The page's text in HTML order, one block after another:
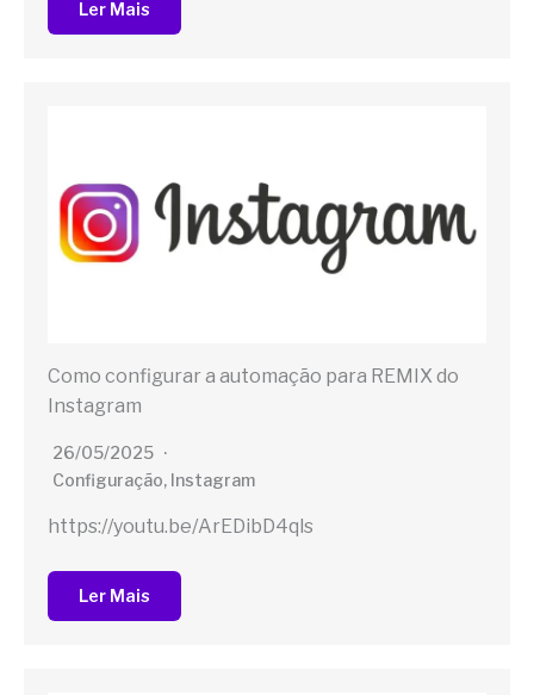
Ler Mais
Como configurar a automação para REMIX do
Instagram
26/05/2025
Configuração, Instagram
https://youtu.be/ArEDibD4qls
Ler Mais